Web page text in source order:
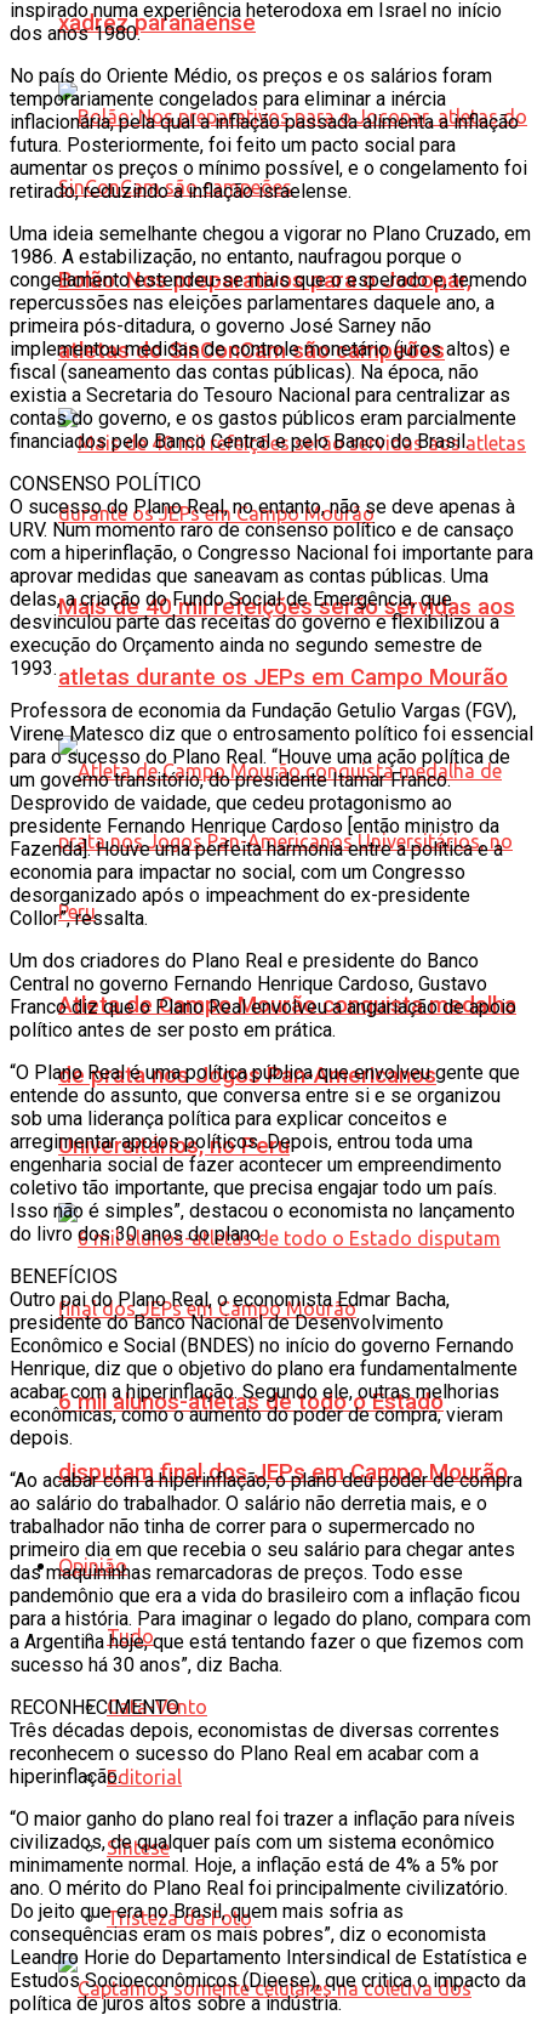
xadrez paranaense
Bolão: Nos preparativos para o Jocopar,
atletas do SinConCam são campeões
Mais de 40 mil refeições serão servidas aos
atletas durante os JEPs em Campo Mourão
Atleta de Campo Mourão conquista medalha
de prata nos Jogos Pan-Americanos
Universitários, no Peru
6 mil alunos-atletas de todo o Estado
disputam final dos JEPs em Campo Mourão
Opinião
Tudo
Cata-Vento
Editorial
Síntese
Tristeza da Foto
inspirado numa experiência heterodoxa em Israel no início
dos anos 1980.
No país do Oriente Médio, os preços e os salários foram
temporariamente congelados para eliminar a inércia
inflacionária, pela qual a inflação passada alimenta a inflação
futura. Posteriormente, foi feito um pacto social para
aumentar os preços o mínimo possível, e o congelamento foi
retirado, reduzindo a inflação israelense.
Uma ideia semelhante chegou a vigorar no Plano Cruzado, em
1986. A estabilização, no entanto, naufragou porque o
congelamento estendeu-se mais que o esperado e, temendo
repercussões nas eleições parlamentares daquele ano, a
primeira pós-ditadura, o governo José Sarney não
implementou medidas de controle monetário (juros altos) e
fiscal (saneamento das contas públicas). Na época, não
existia a Secretaria do Tesouro Nacional para centralizar as
contas do governo, e os gastos públicos eram parcialmente
financiados pelo Banco Central e pelo Banco do Brasil.
CONSENSO POLÍTICO
O sucesso do Plano Real, no entanto, não se deve apenas à
URV. Num momento raro de consenso político e de cansaço
com a hiperinflação, o Congresso Nacional foi importante para
aprovar medidas que saneavam as contas públicas. Uma
delas, a criação do Fundo Social de Emergência, que
desvinculou parte das receitas do governo e flexibilizou a
execução do Orçamento ainda no segundo semestre de
1993.
Professora de economia da Fundação Getulio Vargas (FGV),
Virene Matesco diz que o entrosamento político foi essencial
para o sucesso do Plano Real. “Houve uma ação política de
um governo transitório, do presidente Itamar Franco.
Desprovido de vaidade, que cedeu protagonismo ao
presidente Fernando Henrique Cardoso [então ministro da
Fazenda]. Houve uma perfeita harmonia entre a política e a
economia para impactar no social, com um Congresso
desorganizado após o impeachment do ex-presidente
Collor”, ressalta.
Um dos criadores do Plano Real e presidente do Banco
Central no governo Fernando Henrique Cardoso, Gustavo
Franco diz que o Plano Real envolveu a angariação de apoio
político antes de ser posto em prática.
“O Plano Real é uma política pública que envolveu gente que
entende do assunto, que conversa entre si e se organizou
sob uma liderança política para explicar conceitos e
arregimentar apoios políticos. Depois, entrou toda uma
engenharia social de fazer acontecer um empreendimento
coletivo tão importante, que precisa engajar todo um país.
Isso não é simples”, destacou o economista no lançamento
do livro dos 30 anos do plano.
BENEFÍCIOS
Outro pai do Plano Real, o economista Edmar Bacha,
presidente do Banco Nacional de Desenvolvimento
Econômico e Social (BNDES) no início do governo Fernando
Henrique, diz que o objetivo do plano era fundamentalmente
acabar com a hiperinflação. Segundo ele, outras melhorias
econômicas, como o aumento do poder de compra, vieram
depois.
“Ao acabar com a hiperinflação, o plano deu poder de compra
ao salário do trabalhador. O salário não derretia mais, e o
trabalhador não tinha de correr para o supermercado no
primeiro dia em que recebia o seu salário para chegar antes
das maquininhas remarcadoras de preços. Todo esse
pandemônio que era a vida do brasileiro com a inflação ficou
para a história. Para imaginar o legado do plano, compara com
a Argentina hoje, que está tentando fazer o que fizemos com
sucesso há 30 anos”, diz Bacha.
RECONHECIMENTO
Três décadas depois, economistas de diversas correntes
reconhecem o sucesso do Plano Real em acabar com a
hiperinflação.
“O maior ganho do plano real foi trazer a inflação para níveis
civilizados, de qualquer país com um sistema econômico
minimamente normal. Hoje, a inflação está de 4% a 5% por
ano. O mérito do Plano Real foi principalmente civilizatório.
Do jeito que era no Brasil, quem mais sofria as
consequências eram os mais pobres”, diz o economista
Leandro Horie do Departamento Intersindical de Estatística e
Estudos Socioeconômicos (Dieese), que critica o impacto da
política de juros altos sobre a indústria.